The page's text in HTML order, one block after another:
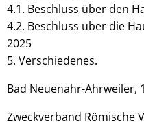
4.1. Beschluss über den
4.2. Beschluss über die
2025
5. Verschiedenes.
Bad Neuenahr-Ahrweiler,
Zweckverband Römische